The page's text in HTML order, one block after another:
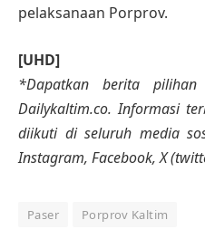
pelaksanaan Porprov.
[UHD]
*Dapatkan berita
Dailykaltim.co. Informasi
diikuti di seluruh media
Instagram, Facebook, X
Paser Porprov Kaltim